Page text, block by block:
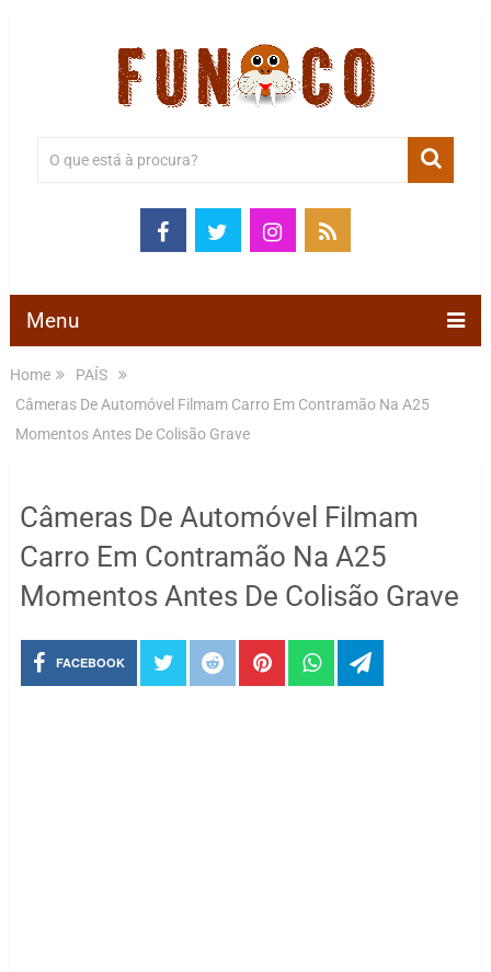
Menu
Home
PAÍS
Câmeras De Automóvel Filmam Carro Em Contramão Na A25
Momentos Antes De Colisão Grave
Câmeras De Automóvel Filmam
Carro Em Contramão Na A25
Momentos Antes De Colisão Grave
FACEBOOK